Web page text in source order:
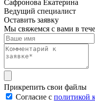
Сафронова Екатерина
Ведущий специалист
Оставить заявку
Мы свяжемся с вами в
Прикрепить свои файлы
Cогласие с политикой